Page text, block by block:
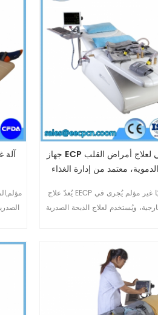
جهاز ECP غير جراحي لعلاج أمراض القلب
معتمد من إدارة الغذاء
يُعدّ علاج EECP علاجًا طبيعيًا غير مؤلم يُجرى في
ويُستخدم لعلاج الذبحة الصدرية
الإقفارية الأخرى، مثل خلل وظائف
وداء السكري، وأمراض الأوعية
وأمراض الأوعية الدم10